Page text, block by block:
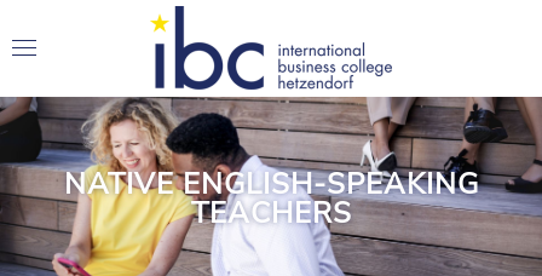
NATIVE ENGLISH-SPEAKING
TEACHERS